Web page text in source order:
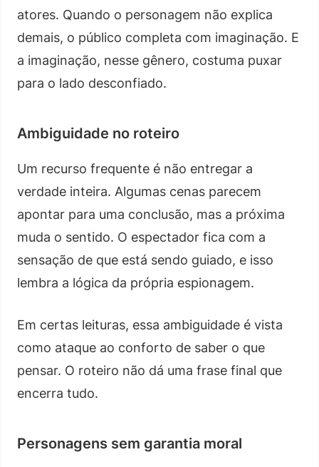
atores. Quando o personagem não explica
demais, o público completa com imaginação. E
a imaginação, nesse gênero, costuma puxar
para o lado desconfiado.
Ambiguidade no roteiro
Um recurso frequente é não entregar a
verdade inteira. Algumas cenas parecem
apontar para uma conclusão, mas a próxima
muda o sentido. O espectador fica com a
sensação de que está sendo guiado, e isso
lembra a lógica da própria espionagem.
Em certas leituras, essa ambiguidade é vista
como ataque ao conforto de saber o que
pensar. O roteiro não dá uma frase final que
encerra tudo.
Personagens sem garantia moral